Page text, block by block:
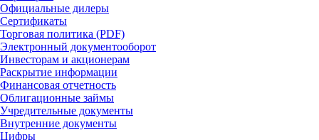
Официальные дилеры
Сертификаты
Торговая политика (PDF)
Электронный документооборот
Инвесторам и акционерам
Раскрытие информации
Финансовая отчетность
Облигационные займы
Учредительные документы
Внутренние документы
Цифры